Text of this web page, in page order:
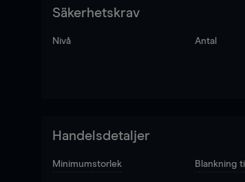
Säkerhetskrav
Nivå Antal
Handelsdetaljer
Minimumstorlek Blankning